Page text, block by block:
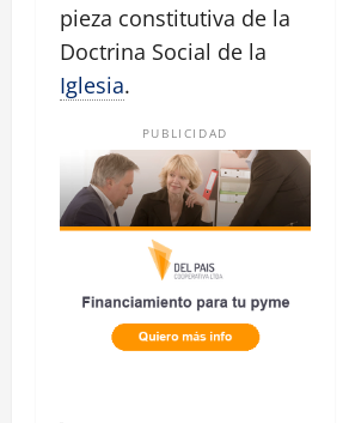
pieza constitutiva de la
Doctrina Social de la
Iglesia.
PUBLICIDAD